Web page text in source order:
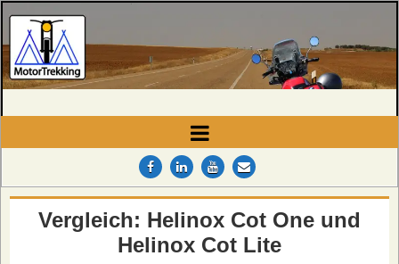
MotorTrekking
Vergleich: Helinox Cot One und
Helinox Cot Lite